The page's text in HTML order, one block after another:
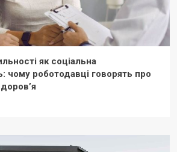
як соціальна
чому роботодавці говорять про